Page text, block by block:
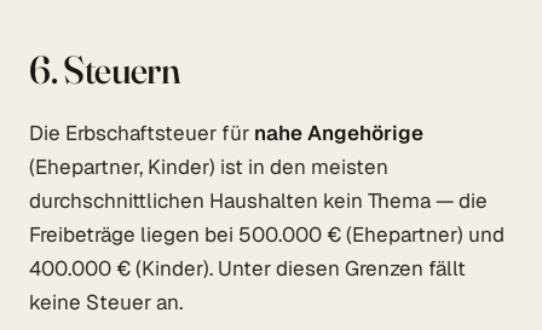
6. Steuern
Die Erbschaftsteuer für nahe Angehörige
(Ehepartner, Kinder) ist in den meisten
durchschnittlichen Haushalten kein Thema — die
Freibeträge liegen bei 500.000 € (Ehepartner) und
400.000 € (Kinder). Unter diesen Grenzen fällt
keine Steuer an.